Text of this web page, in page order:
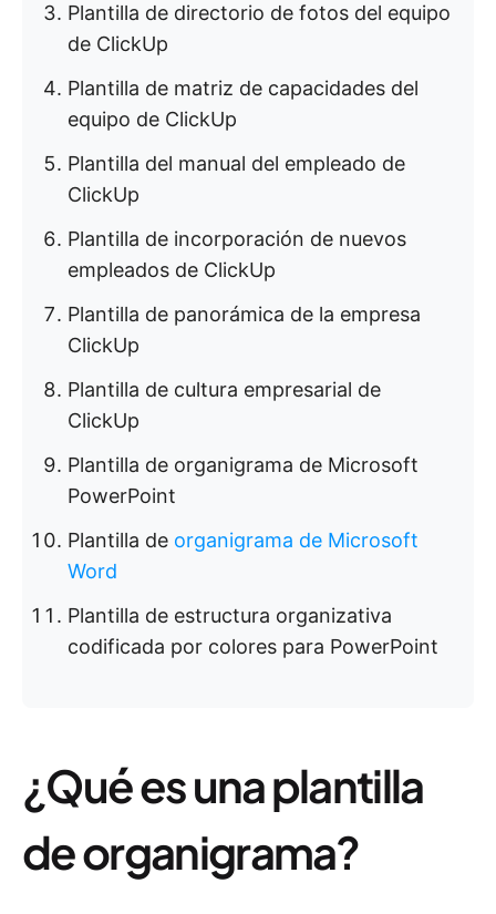
Plantilla de directorio de fotos del equipo
de ClickUp
Plantilla de matriz de capacidades del
equipo de ClickUp
Plantilla del manual del empleado de
ClickUp
Plantilla de incorporación de nuevos
empleados de ClickUp
Plantilla de panorámica de la empresa
ClickUp
Plantilla de cultura empresarial de
ClickUp
Plantilla de organigrama de Microsoft
PowerPoint
Plantilla de organigrama de Microsoft
Word
Plantilla de estructura organizativa
codificada por colores para PowerPoint
¿Qué es una plantilla
de organigrama?